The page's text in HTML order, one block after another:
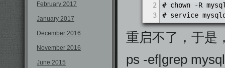
February 2017
January 2017
December 2016
November 2016
June 2015
2
3
# chown -R
# service
重启不了，于是
ps -ef|grep